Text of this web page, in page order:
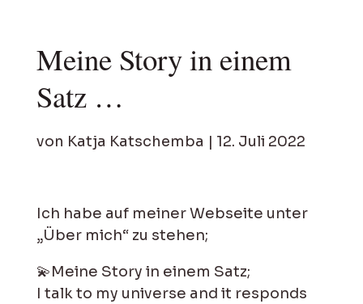
Meine Story in einem
Satz …
von Katja Katschemba | 12. Juli 2022
Ich habe auf meiner Webseite unter
„Über mich“ zu stehen;
💫Meine Story in einem Satz;
I talk to my universe and it responds